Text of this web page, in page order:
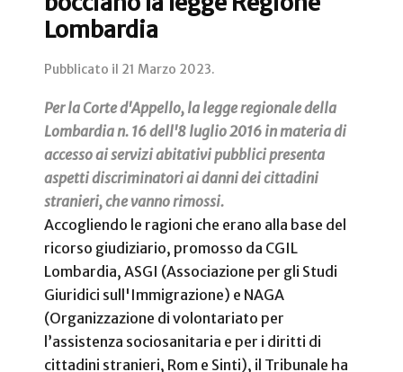
Lombardia
Pubblicato il 21 Marzo 2023.
Per la Corte d'Appello, la legge regionale della
Lombardia n. 16 dell'8 luglio 2016 in materia di
accesso ai servizi abitativi pubblici presenta
aspetti discriminatori ai danni dei cittadini
stranieri, che vanno rimossi.
Accogliendo le ragioni che erano alla base del
ricorso giudiziario, promosso da CGIL
Lombardia, ASGI (Associazione per gli Studi
Giuridici sull'Immigrazione) e NAGA
(Organizzazione di volontariato per
l’assistenza sociosanitaria e per i diritti di
cittadini stranieri, Rom e Sinti), il Tribunale ha